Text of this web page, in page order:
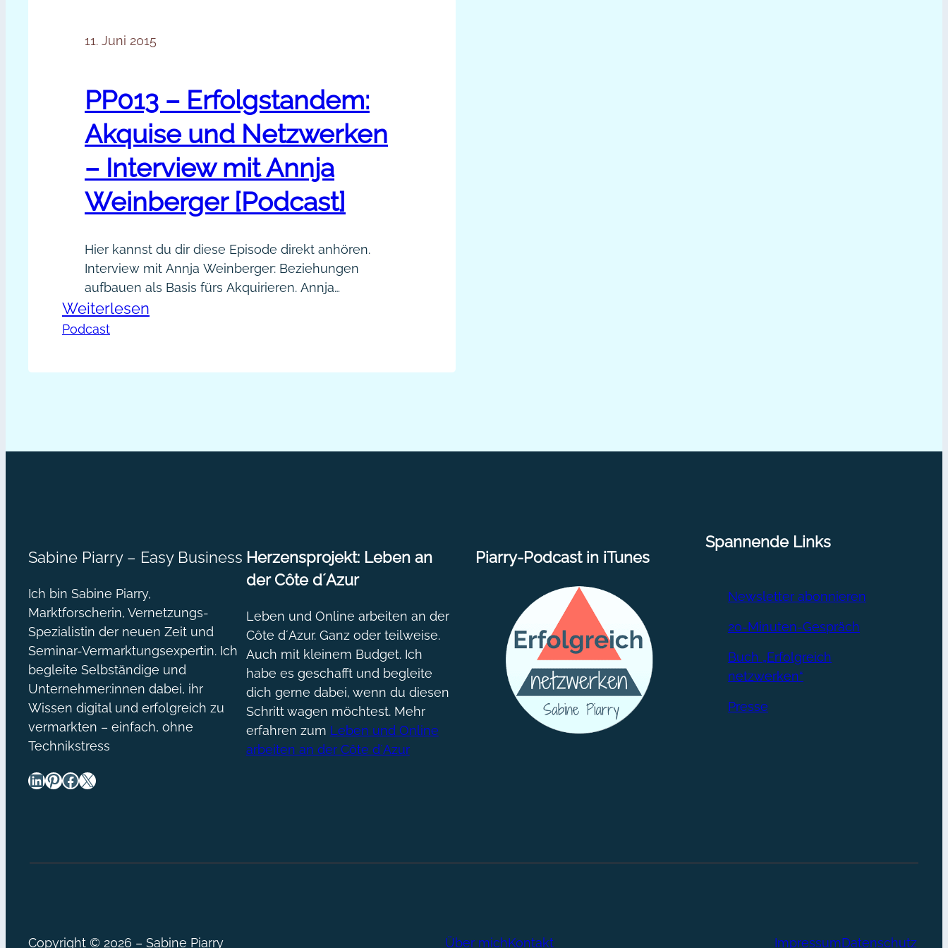
11. Juni 2015
PP013 – Erfolgstandem:
Akquise und Netzwerken
– Interview mit Annja
Weinberger [Podcast]
Hier kannst du dir diese Episode direkt anhören.
Interview mit Annja Weinberger: Beziehungen
aufbauen als Basis fürs Akquirieren. Annja
Weinberger öffnet ihre Erfahrungsschatzkiste für
eine erfolgreiche Akquise. Wir starten mit einer
Weiterlesen
Erfolgstandem:
Weinberger
Podcast
Sabine Piarry – Easy Business
Ich bin Sabine Piarry,
Marktforscherin, Vernetzungs-
Spezialistin der neuen Zeit und
Seminar-Vermarktungsexpertin. Ich
begleite Selbständige und
Unternehmer:innen dabei, ihr
Wissen digital und erfolgreich zu
vermarkten – einfach, ohne
Technikstress
LinkedIn Pinterest Facebook X
Herzensprojekt: Leben an
der Côte d´Azur
Leben und Online arbeiten an der
Côte d´Azur. Ganz oder teilweise.
Auch mit kleinem Budget. Ich
habe es geschafft und begleite
dich gerne dabei, wenn du diesen
Schritt wagen möchtest. Mehr
erfahren zum Leben und Online
arbeiten an der Côte d´Azur
Piarry-Podcast in iTunes
Spannende Links
Newsletter abonnieren
20-Minuten-Gespräch
Buch „Erfolgreich
netzwerken“
Presse
Copyright © 2026 – Sabine Piarry Über michKontakt ImpressumDatenschutz